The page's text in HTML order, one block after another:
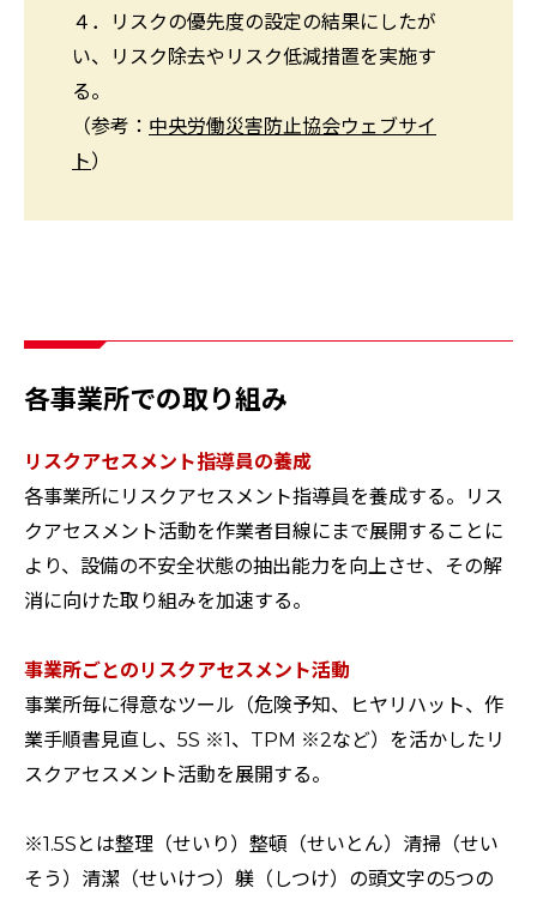
４．リスクの優先度の設定の結果にしたが
い、リスク除去やリスク低減措置を実施す
る。
（参考： 中央労働災害防止協会ウェブサイ
ト）
各事業所での取り組み
リスクアセスメント指導員の養成
各事業所にリスクアセスメント指導員を養成する。リス
クアセスメント活動を作業者目線にまで展開することに
より、設備の不安全状態の抽出能力を向上させ、その解
消に向けた取り組みを加速する。
事業所ごとのリスクアセスメント活動
事業所毎に得意なツール（危険予知、ヒヤリハット、作
業手順書見直し、5S ※1、TPM ※2など）を活かしたリ
スクアセスメント活動を展開する。
※1.5Sとは整理（せいり）整頓（せいとん）清掃（せい
そう）清潔（せいけつ）躾（しつけ）の頭文字の5つの